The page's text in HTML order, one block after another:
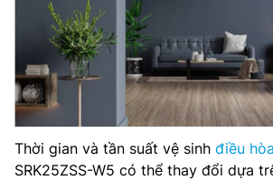
Thời gian và tần suất vệ sinh điều
SRK25ZSS-W5 có thể thay đổi dựa